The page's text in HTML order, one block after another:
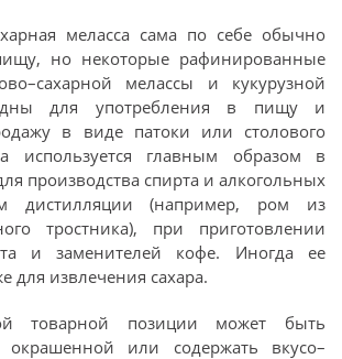
меласса сама по себе обычно
но некоторые рафинированные
мелассы и кукурузной
для употребления в пищу и
в виде патоки или столового
используется главным образом в
производства спирта и алкогольных
дистилляции (например, ром из
тростника), при приготовлении
и заменителей кофе. Иногда ее
для извлечения сахара.
товарной позиции может быть
окрашенной или содержать вкусо–